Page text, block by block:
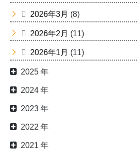
2026年3月 (8)
2026年2月 (11)
2026年1月 (11)
2025 年
2024 年
2023 年
2022 年
2021 年